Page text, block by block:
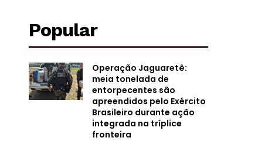
Popular
Operação Jaguaretê:
meia tonelada de
entorpecentes são
apreendidos pelo Exército
Brasileiro durante ação
integrada na tríplice
fronteira